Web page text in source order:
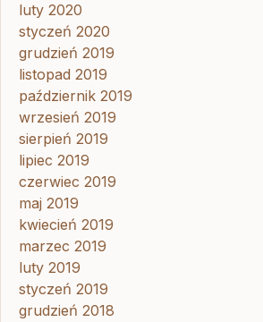
luty 2020
styczeń 2020
grudzień 2019
listopad 2019
październik 2019
wrzesień 2019
sierpień 2019
lipiec 2019
czerwiec 2019
maj 2019
kwiecień 2019
marzec 2019
luty 2019
styczeń 2019
grudzień 2018